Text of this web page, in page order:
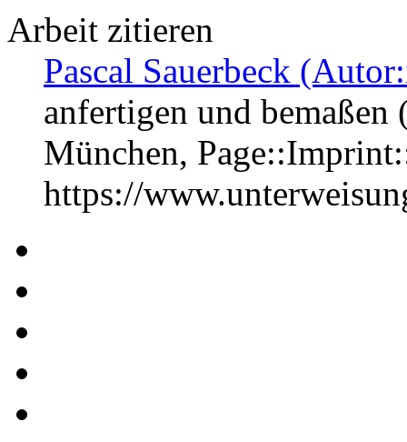
Arbeit zitieren
Pascal Sauerbeck
anfertigen und bemaßen
München,
https://